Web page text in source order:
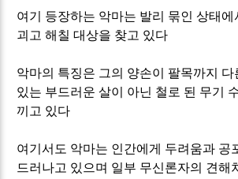
여기 등장하는 악마는 발리 묶인 상태에
괴고 해칠 대상을 찾고 있다
악마의 특징은 그의 양손이 팔목까지 다
있는 부드러운 살이 아닌 철로 된 무기
끼고 있다
여기서도 악마는 인간에게 두려움과 공
드러나고 있으며 일부 무신론자의 견해